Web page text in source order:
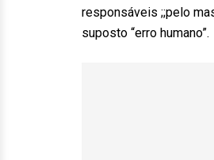
responsáveis ;;pelo
suposto “erro humano”.